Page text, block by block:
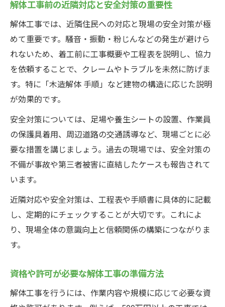
解体工事前の近隣対応と安全対策の重要性
解体工事では、近隣住民への対応と現場の安全対策が極
めて重要です。騒音・振動・粉じんなどの発生が避けら
れないため、着工前に工事概要や工程表を説明し、協力
を依頼することで、クレームやトラブルを未然に防げま
す。特に「木造解体 手順」など建物の構造に応じた説明
が効果的です。
安全対策については、足場や養生シートの設置、作業員
の保護具着用、周辺道路の交通誘導など、現場ごとに必
要な措置を講じましょう。過去の現場では、安全対策の
不備が事故や第三者被害に直結したケースも報告されて
います。
近隣対応や安全対策は、工程表や手順書に具体的に記載
し、定期的にチェックすることが大切です。これによ
り、現場全体の意識向上と信頼関係の構築につながりま
す。
資格や許可が必要な解体工事の準備方法
解体工事を行うには、作業内容や規模に応じて必要な資